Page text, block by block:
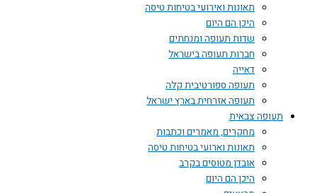
תאונות ואירועי בטיחות טיסה
היכן הם היום
שדות תעופה ומנחתים
חברות תעופה בישראל
דאייה
תעופה ספורטיבית קלה
תעופה אזרחית בארץ ישראל
תעופה צבאית
מחקרים, מאמרים וכתבות
תאונות וארועי בטיחות טיסה
אובדן מטוסים בקרב
היכן הם היום